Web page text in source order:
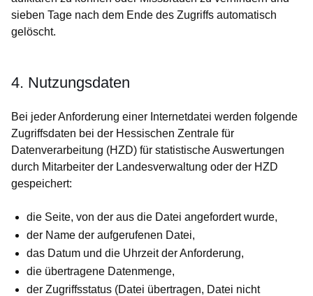
sieben Tage nach dem Ende des Zugriffs automatisch
gelöscht.
4. Nutzungsdaten
Bei jeder Anforderung einer Internetdatei werden folgende
Zugriffsdaten bei der Hessischen Zentrale für
Datenverarbeitung (HZD) für statistische Auswertungen
durch Mitarbeiter der Landesverwaltung oder der HZD
gespeichert:
die Seite, von der aus die Datei angefordert wurde,
der Name der aufgerufenen Datei,
das Datum und die Uhrzeit der Anforderung,
die übertragene Datenmenge,
der Zugriffsstatus (Datei übertragen, Datei nicht